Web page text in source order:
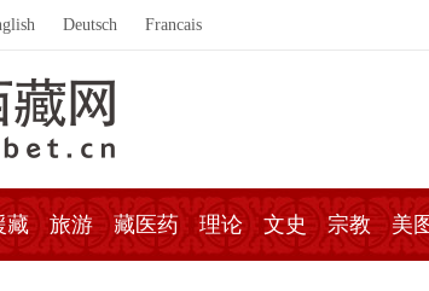
Deutsch Francais
藏 旅游 藏医药 理论 文史 宗教 美